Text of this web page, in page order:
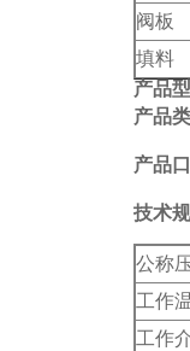
阀板
填料
产品
产品
产品
技术
公称
工作
工作